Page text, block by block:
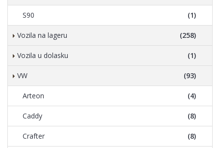
S90 (1)
Vozila na lageru (258)
Vozila u dolasku (1)
VW (93)
Arteon (4)
Caddy (8)
Crafter (8)